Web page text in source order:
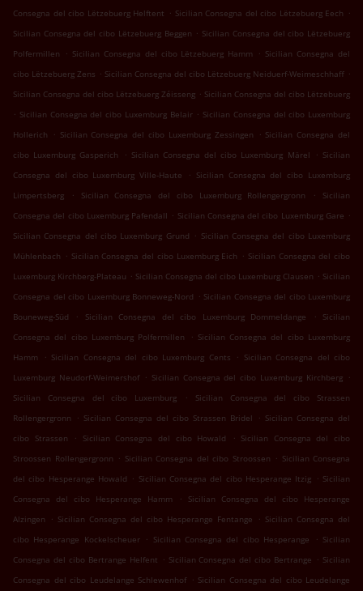
Consegna del cibo Lëtzebuerg Helftent . Sicilian Consegna del cibo Lëtzebuerg Eech .
Sicilian Consegna del cibo Lëtzebuerg Beggen . Sicilian Consegna del cibo Lëtzebuerg
Polfermillen
. Sicilian Consegna del cibo Lëtzebuerg Hamm . Sicilian Consegna del
cibo Lëtzebuerg Zens . Sicilian Consegna del cibo Lëtzebuerg Neiduerf-Weimeschhaff .
Sicilian Consegna del cibo Lëtzebuerg Zéisseng . Sicilian Consegna del cibo Lëtzebuerg
. Sicilian Consegna del cibo Luxemburg Belair . Sicilian Consegna del cibo Luxemburg
Hollerich
. Sicilian Consegna del cibo Luxemburg Zessingen . Sicilian Consegna del
cibo Luxemburg Gasperich
. Sicilian Consegna del cibo Luxemburg Märel . Sicilian
Consegna del cibo Luxemburg Ville-Haute
. Sicilian Consegna del cibo Luxemburg
Limpertsberg
. Sicilian Consegna del cibo Luxemburg Rollengergronn .
Sicilian
Consegna del cibo Luxemburg Pafendall . Sicilian Consegna del cibo Luxemburg Gare .
Sicilian Consegna del cibo Luxemburg Grund . Sicilian Consegna del cibo Luxemburg
Mühlenbach . Sicilian Consegna del cibo Luxemburg Eich . Sicilian Consegna del cibo
Luxemburg Kirchberg-Plateau . Sicilian Consegna del cibo Luxemburg Clausen . Sicilian
Consegna del cibo Luxemburg Bonneweg-Nord . Sicilian Consegna del cibo Luxemburg
Bouneweg-Süd
. Sicilian Consegna del cibo Luxemburg Dommeldange .
Sicilian
Consegna del cibo Luxemburg Polfermillen
. Sicilian Consegna del cibo Luxemburg
Hamm
. Sicilian Consegna del cibo Luxemburg Cents . Sicilian Consegna del cibo
Luxemburg Neudorf-Weimershof . Sicilian Consegna del cibo Luxemburg Kirchberg .
Sicilian Consegna del cibo Luxemburg
.
Sicilian Consegna del cibo Strassen
Rollengergronn
. Sicilian Consegna del cibo Strassen Bridel . Sicilian Consegna del
cibo Strassen
. Sicilian Consegna del cibo Howald . Sicilian Consegna del cibo
Stroossen Rollengergronn . Sicilian Consegna del cibo Stroossen . Sicilian Consegna
del cibo Hesperange Howald . Sicilian Consegna del cibo Hesperange Itzig . Sicilian
Consegna del cibo Hesperange Hamm
.
Sicilian Consegna del cibo Hesperange
Alzingen
. Sicilian Consegna del cibo Hesperange Fentange . Sicilian Consegna del
cibo Hesperange Kockelscheuer . Sicilian Consegna del cibo Hesperange . Sicilian
Consegna del cibo Bertrange Helfent . Sicilian Consegna del cibo Bertrange . Sicilian
Consegna del cibo Leudelange Schlewenhof . Sicilian Consegna del cibo Leudelange